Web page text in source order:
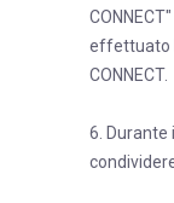
effettuato
CONNECT.
6. Durante